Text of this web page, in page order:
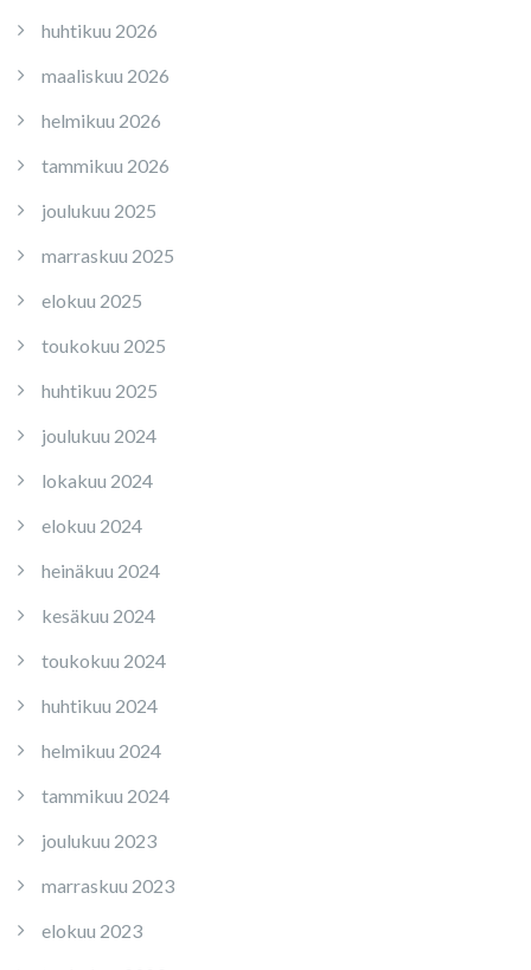
huhtikuu 2026
maaliskuu 2026
helmikuu 2026
tammikuu 2026
joulukuu 2025
marraskuu 2025
elokuu 2025
toukokuu 2025
huhtikuu 2025
joulukuu 2024
lokakuu 2024
elokuu 2024
heinäkuu 2024
kesäkuu 2024
toukokuu 2024
huhtikuu 2024
helmikuu 2024
tammikuu 2024
joulukuu 2023
marraskuu 2023
elokuu 2023